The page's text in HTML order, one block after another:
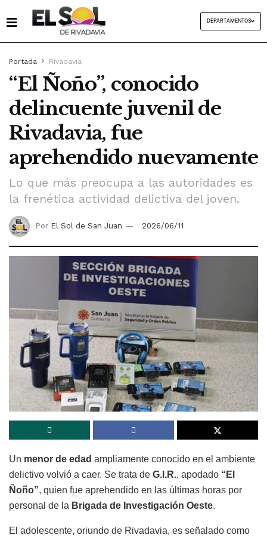
DEPARTAMENTOS
Portada Rivadavia
“El Ñoño”, conocido
delincuente juvenil de
Rivadavia, fue
aprehendido nuevamente
Lo que más preocupa a las autoridades es
la frenética actividad delictiva del joven.
Por El Sol de San Juan 2026/06/11
Un menor de edad ampliamente conocido en el ambiente
delictivo volvió a caer. Se trata de G.I.R., apodado “El
Ñoño”, quien fue aprehendido en las últimas horas por
personal de la Brigada de Investigación Oeste.
El adolescente, oriundo de Rivadavia, es señalado como